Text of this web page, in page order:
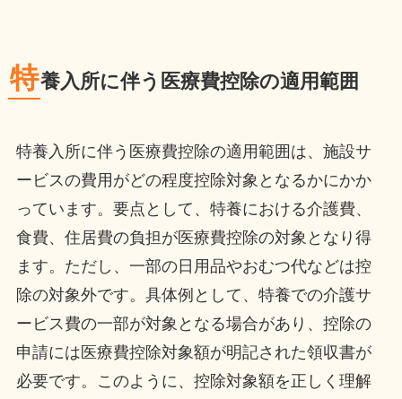
特養入所に伴う医療費控除の適用範囲
特養入所に伴う医療費控除の適用範囲は、施設サ
ービスの費用がどの程度控除対象となるかにかか
っています。要点として、特養における介護費、
食費、住居費の負担が医療費控除の対象となり得
ます。ただし、一部の日用品やおむつ代などは控
除の対象外です。具体例として、特養での介護サ
ービス費の一部が対象となる場合があり、控除の
申請には医療費控除対象額が明記された領収書が
必要です。このように、控除対象額を正しく理解